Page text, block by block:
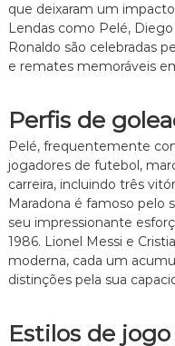
que deixaram um
Lendas como Pelé,
Ronaldo são celebradas
e remates memoráveis
Perfis de
Pelé, frequentemente
jogadores de futebol,
carreira, incluindo três
Maradona é famoso pelo
seu impressionante
1986. Lionel Messi e
moderna, cada um
distinções pela sua
Estilos de